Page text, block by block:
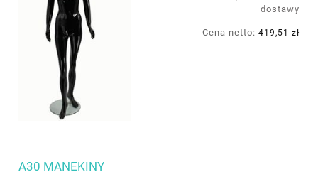
dostawy
Cena netto: 419,51 zł
A30 MANEKINY